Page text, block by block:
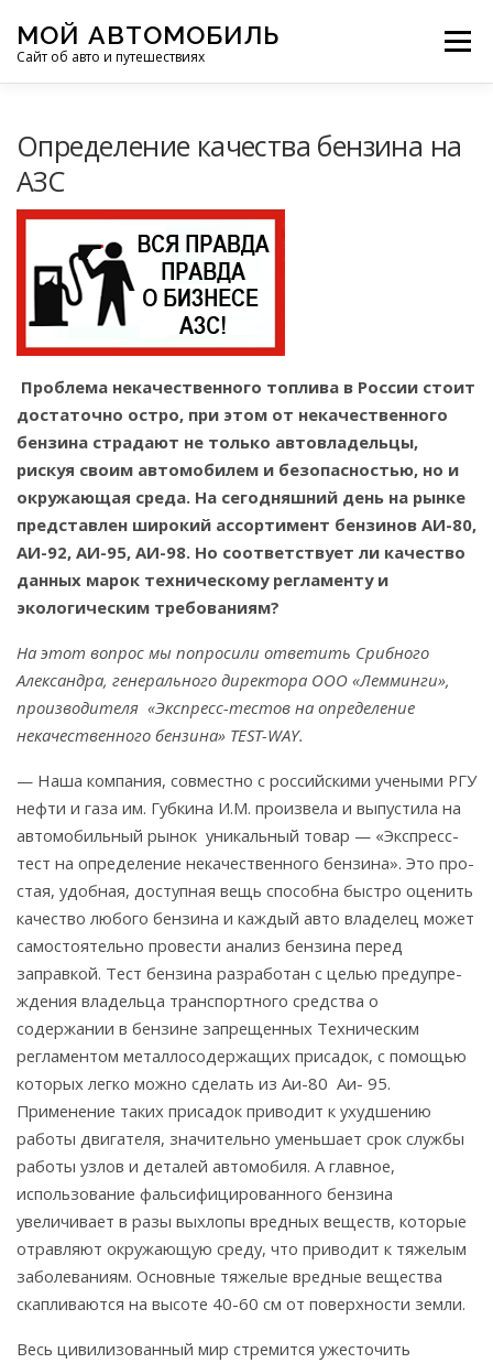
содержимому
МОЙ АВТОМОБИЛЬ
Сайт об авто и путешествиях
Меню
МОТОЦИКЛЫ ЭТО ИНТЕРЕСНО
ФОТООТЧЕТЫ ОСТАЛЬНОЕ
Определение качества бензина на
АЗС
Проблема некачественного топлива в Рос­сии стоит
достаточно остро, при этом от нека­чественного
бензина страдают не только автовладельцы,
рискуя своим автомобилем и без­опасностью, но и
окружающая среда. На се­годняшний день на рынке
представлен ши­рокий ассортимент бензинов АИ-80,
АИ-92, АИ-95, АИ-98. Но соответствует ли качество
данных марок техническому регламенту и
экологическим требованиям?
На этот вопрос мы попросили ответить Срибного
Александра, генерального директора ООО «Лемминги»,
производителя «Экспресс-тестов на определение
некачественного бензина» TEST-WAY.
— Наша компания, совместно с российскими учеными РГУ
нефти и газа им. Губкина И.М. произвела и выпустила на
автомобильный рынок уникальный товар — «Экспресс-
тест на определение некачественного бензина». Это про­
стая, удобная, доступная вещь способна бы­стро оценить
качество любого бензина и каж­дый авто владелец может
самостоятельно провести анализ бензина перед
заправкой. Тест бензина разработан с целью предупре­
ждения владельца транспортного средства о
содержании в бензине запрещенных Техническим
регламентом металлосодержащих присадок, с помощью
которых легко можно сделать из Аи-80 Аи- 95.
Применение таких присадок приводит к ухудшению
работы двигателя, значительно уменьшает срок службы
работы узлов и деталей автомобиля. А главное,
использование фальсифицированного бензина
увеличивает в разы выхлопы вредных веществ, которые
отравляют окружающую среду, что приводит к тяжелым
заболеваниям. Основные тяжелые вредные вещества
скапливаются на высоте 40-60 см от поверхности земли.
Весь цивилизованный мир стремится уже­сточить